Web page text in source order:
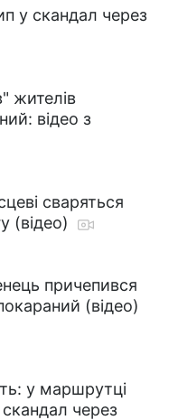
у скандал через
жителів
відео з
сваряться
(відео)
причепився
(відео)
у маршрутці
через